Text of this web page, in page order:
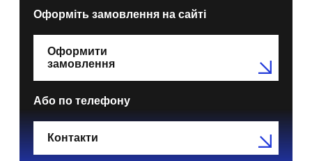
Оформіть замовлення на сайті
Оформити
замовлення
Або по телефону
Контакти